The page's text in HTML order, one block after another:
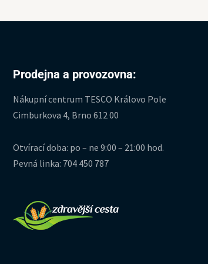
Prodejna a provozovna:
Nákupní centrum TESCO Královo Pole
Cimburkova 4, Brno 612 00
Otvírací doba: po – ne 9:00 – 21:00 hod.
Pevná linka: 704 450 787